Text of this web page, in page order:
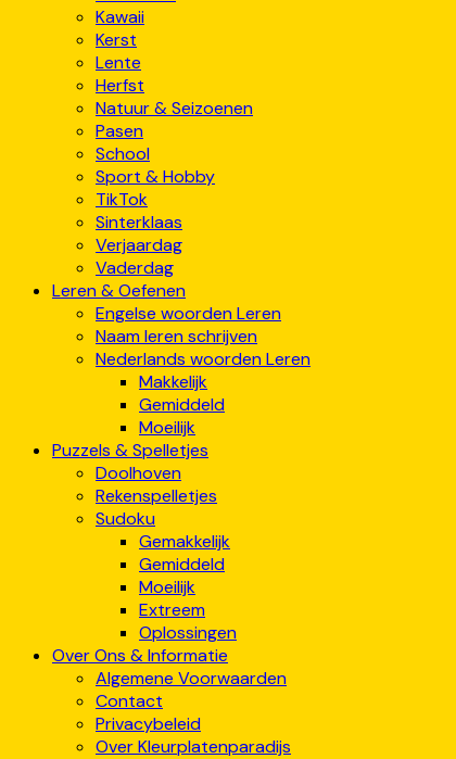
Kawaii
Kerst
Lente
Herfst
Natuur & Seizoenen
Pasen
School
Sport & Hobby
TikTok
Sinterklaas
Verjaardag
Vaderdag
Leren & Oefenen
Engelse woorden Leren
Naam leren schrijven
Nederlands woorden Leren
Makkelijk
Gemiddeld
Moeilijk
Puzzels & Spelletjes
Doolhoven
Rekenspelletjes
Sudoku
Gemakkelijk
Gemiddeld
Moeilijk
Extreem
Oplossingen
Over Ons & Informatie
Algemene Voorwaarden
Contact
Privacybeleid
Over Kleurplatenparadijs